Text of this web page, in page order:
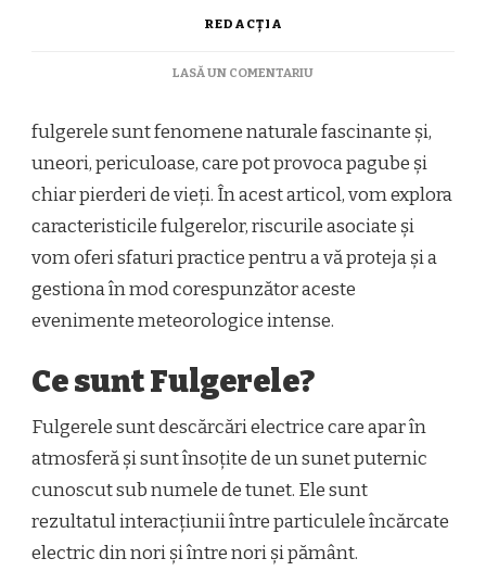
REDACȚIA
LASĂ UN COMENTARIULA
ȘI
fulgerele sunt fenomene naturale fascinante și,
uneori, periculoase, care pot provoca pagube și
chiar pierderi de vieți. În acest articol, vom explora
caracteristicile fulgerelor, riscurile asociate și
vom oferi sfaturi practice pentru a vă proteja și a
gestiona în mod corespunzător aceste
evenimente meteorologice intense.
Ce sunt Fulgerele?
Fulgerele sunt descărcări electrice care apar în
atmosferă și sunt însoțite de un sunet puternic
cunoscut sub numele de tunet. Ele sunt
rezultatul interacțiunii între particulele încărcate
electric din nori și între nori și pământ.